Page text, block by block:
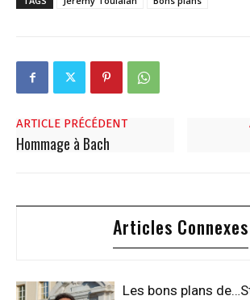
ARTICLE PRÉCÉDENT
Hommage à Bach
Articles Connexes
Les bons plans